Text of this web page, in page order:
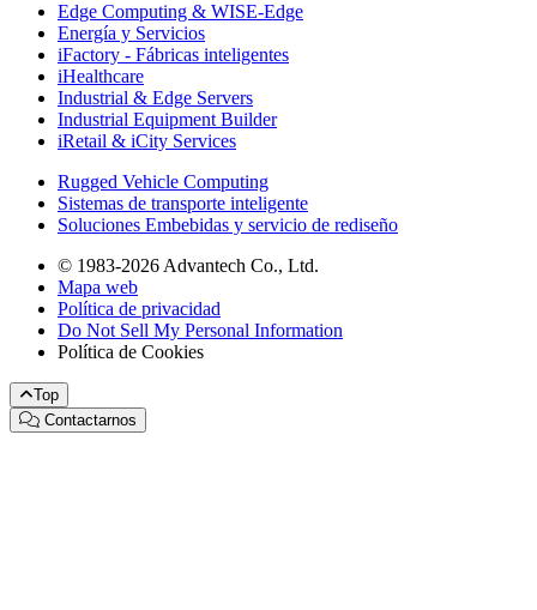
Edge Computing & WISE-Edge
Energía y Servicios
iFactory - Fábricas inteligentes
iHealthcare
Industrial & Edge Servers
Industrial Equipment Builder
iRetail & iCity Services
Rugged Vehicle Computing
Sistemas de transporte inteligente
Soluciones Embebidas y servicio de rediseño
© 1983-2026 Advantech Co., Ltd.
Mapa web
Política de privacidad
Do Not Sell My Personal Information
Política de Cookies
Top
Contactarnos